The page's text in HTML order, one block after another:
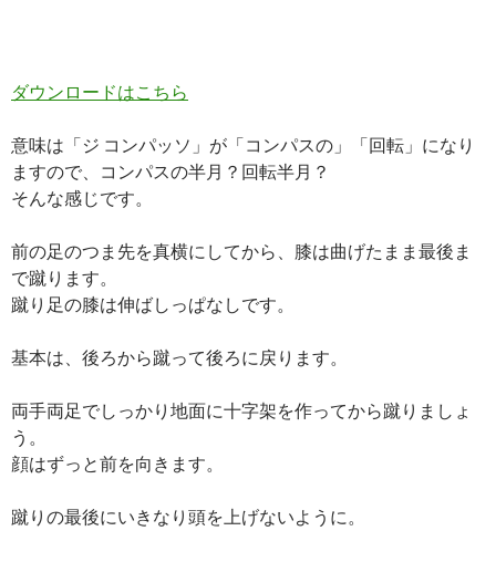
ダウンロードはこちら
意味は「ジ コンパッソ」が「コンパスの」「回転」になり
ますので、コンパスの半月？回転半月？
そんな感じです。
前の足のつま先を真横にしてから、膝は曲げたまま最後ま
で蹴ります。
蹴り足の膝は伸ばしっぱなしです。
基本は、後ろから蹴って後ろに戻ります。
両手両足でしっかり地面に十字架を作ってから蹴りましょ
う。
顔はずっと前を向きます。
蹴りの最後にいきなり頭を上げないように。